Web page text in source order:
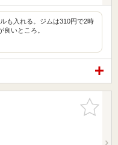
も入れる。ジムは310円で2時
いところ。
お気に入
りに追加